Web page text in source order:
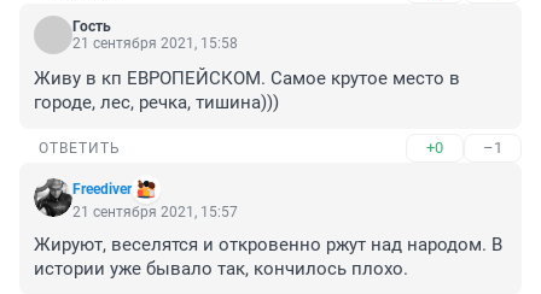
Гость
21 сентября 2021, 15:58
Живу в кп ЕВРОПЕЙСКОМ. Самое крутое место в
городе, лес, речка, тишина)))
ОТВЕТИТЬ +0 –1
Freediver
21 сентября 2021, 15:57
Жируют, веселятся и откровенно ржут над народом. В
истории уже бывало так, кончилось плохо.